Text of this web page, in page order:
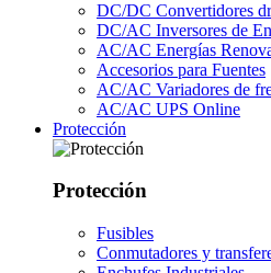
DC/DC Convertidores
DC/AC Inversores de
AC/AC Energías
Accesorios para Fuentes
AC/AC Variadores de
AC/AC UPS Online
Protección
Protección
Fusibles
Conmutadores y